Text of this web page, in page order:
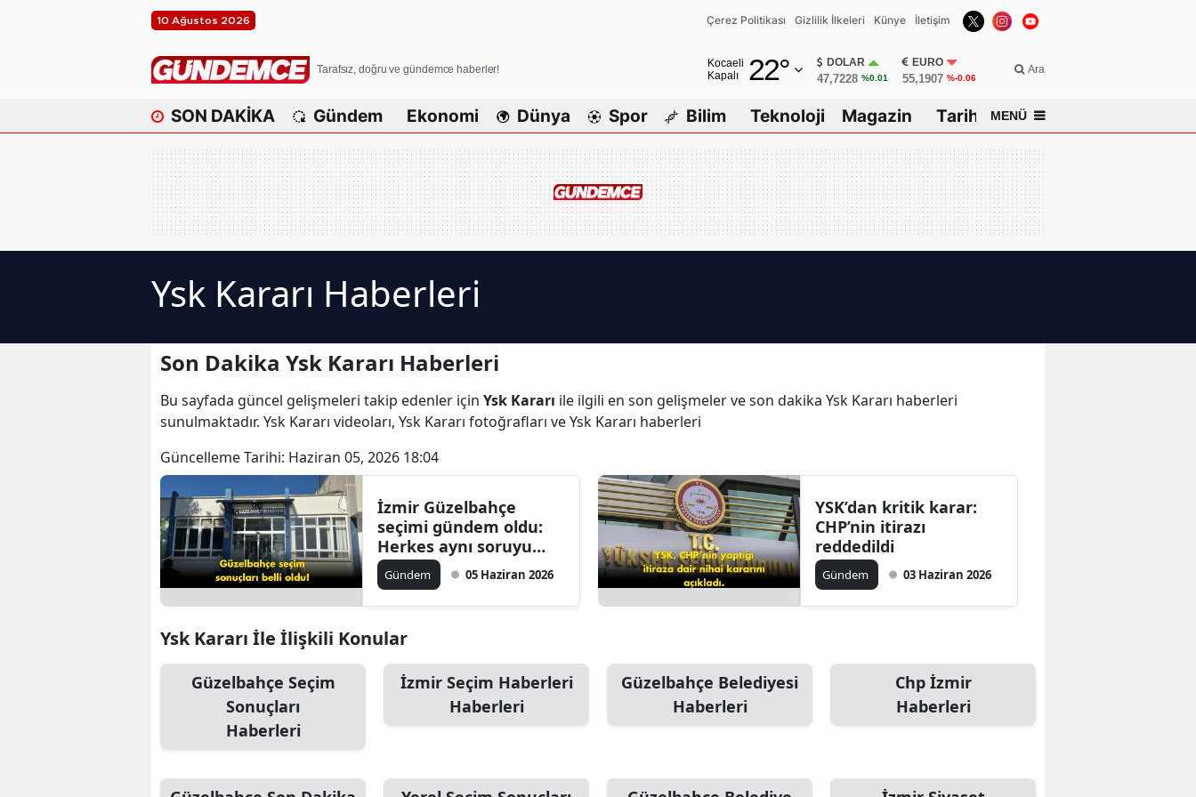
10 Ağustos 2026 Çerez Politikası Gizlilik İlkeleri Künye İletişim
Tarafsız, doğru ve gündemce haberler!
Kocaeli
Kapalı
22°
Afyonkarahisar
Ağrı
Amasya
Ankara
Aydın
Bitlis
Bolu
Burdur
Çankırı
Çorum
Diyarbakır
DOLAR
47,7228 %0.01
EURO
55,1907 %-0.06
Ara
SON DAKİKA Gündem Ekonomi Dünya Spor Bilim Teknoloji Magazin Tarih MENÜ
Ysk Kararı Haberleri
Son Dakika Ysk Kararı Haberleri
Bu sayfada güncel gelişmeleri takip edenler için Ysk Kararı ile ilgili en son gelişmeler ve son dakika Ysk Kararı haberleri
sunulmaktadır. Ysk Kararı videoları, Ysk Kararı fotoğrafları ve Ysk Kararı haberleri
Güncelleme Tarihi: Haziran 05, 2026 18:04
İzmir Güzelbahçe
seçimi gündem oldu:
Herkes aynı soruyu
soruyor
Gündem 05 Haziran 2026
YSK’dan kritik karar:
CHP’nin itirazı
reddedildi
Gündem 03 Haziran 2026
Ysk Kararı İle İlişkili Konular
Güzelbahçe Seçim
Sonuçları
Haberleri
İzmir Seçim Haberleri
Haberleri
Güzelbahçe Belediyesi
Haberleri
Chp İzmir
Haberleri